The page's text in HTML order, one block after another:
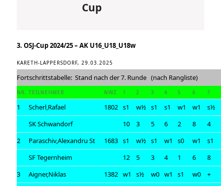
Cup
3. OSJ-Cup 2024/25 – AK U16_U18_U18w
KARETH-LAPPERSDORF, 29.03.2025
Fortschrittstabelle: Stand nach der 7. Runde (nach Rangliste)
NR. TEILNEHMER NWZ 1 2 3 4 5 6 7
1 Scherl,Rafael 1802 s1 w½ s1 s1 w1 w1
s½
SK Schwandorf
10 3 5 6 2 8
4
2
Paraschiv,Alexandru St 1683 s1 w½ s1 w1 s0 w1
s1
SF Tegernheim
12 5 3 4 1 6
8
3
Aigner,Niklas 1382 w1 s½ w0 w1 s1 w0
+